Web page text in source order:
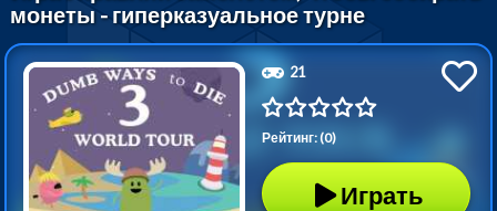
монеты - гиперказуальное турне
21
Рейтинг: (0)
Играть